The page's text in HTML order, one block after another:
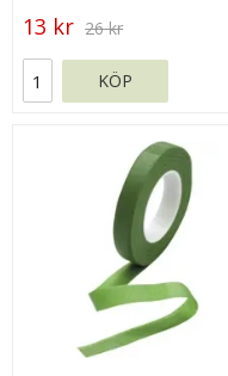
13 kr 26 kr
KÖP